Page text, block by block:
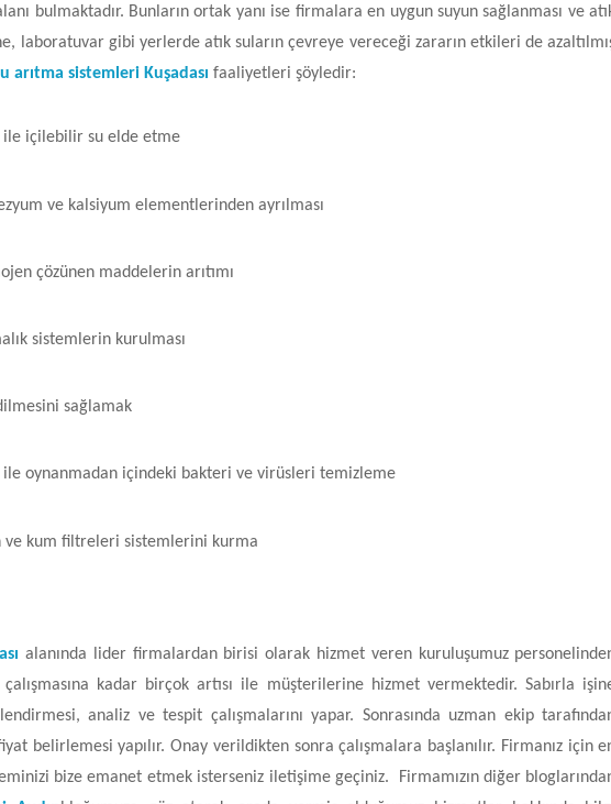
bulmaktadır. Bunların ortak yanı ise firmalara en uygun suyun sağlanması ve
laboratuvar gibi yerlerde atık suların çevreye vereceği zararın etkileri de
arıtma sistemleri Kuşadası faaliyetleri şöyledir:
içilebilir su elde etme
ve kalsiyum elementlerinden ayrılması
çözünen maddelerin arıtımı
sistemlerin kurulması
sağlamak
oynanmadan içindeki bakteri ve virüsleri temizleme
ve kum filtreleri sistemlerini kurma
alanında lider firmalardan birisi olarak hizmet veren kuruluşumuz
kadar birçok artısı ile müşterilerine hizmet vermektedir. Sabırla
analiz ve tespit çalışmalarını yapar. Sonrasında uzman ekip
belirlemesi yapılır. Onay verildikten sonra çalışmalara başlanılır. Firmanız için
bize emanet etmek isterseniz iletişime geçiniz. Firmamızın diğer